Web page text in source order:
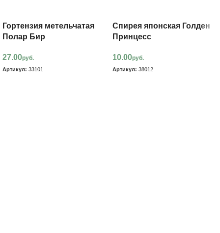
Гортензия метельчатая
Полар Бир
27.00руб.
Артикул: 33101
Спирея японская Голден
Принцесс
10.00руб.
Артикул: 38012